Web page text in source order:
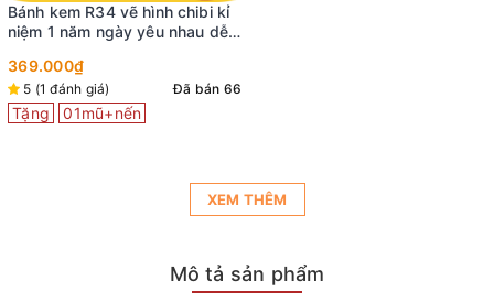
Bánh kem R34 vẽ hình chibi kỉ
niệm 1 năm ngày yêu nhau dễ
369.000₫
5 (1 đánh giá) Đã bán 66
Tặng 01mũ+nến
XEM THÊM
Mô tả sản phẩm